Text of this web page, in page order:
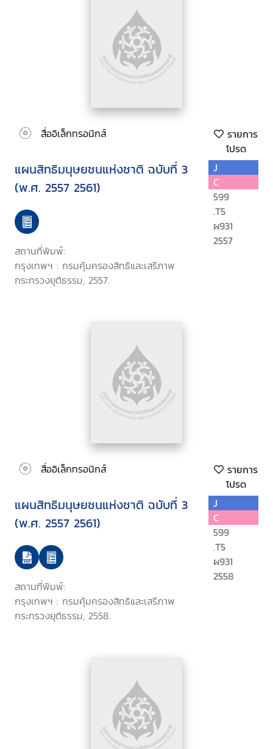
สื่ออิเล็กทรอนิกส์
รายการ
โปรด
แผนสิทธิมนุษยชนแห่งชาติ ฉบับที่ 3
(พ.ศ. 2557 2561)
สถานที่พิมพ์:
กรุงเทพฯ : กรมคุ้มครองสิทธิและเสรีภาพ
กระทรวงยุติธรรม, 2557.
J
C
599
.T5
ผ931
2557
สื่ออิเล็กทรอนิกส์
รายการ
โปรด
แผนสิทธิมนุษยชนแห่งชาติ ฉบับที่ 3
(พ.ศ. 2557 2561)
สถานที่พิมพ์:
กรุงเทพฯ : กรมคุ้มครองสิทธิและเสรีภาพ
กระทรวงยุติธรรม, 2558.
J
C
599
.T5
ผ931
2558